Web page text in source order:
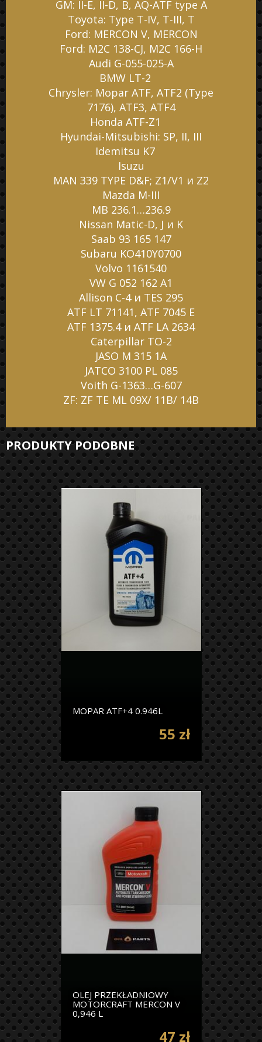
GM: II-E, II-D, B, AQ-ATF type A
Toyota: Type T-IV, T-III, T
Ford: MERCON V, MERCON
Ford: M2C 138-CJ, M2C 166-H
Audi G-055-025-A
BMW LT-2
Chrysler: Mopar ATF, ATF2 (Type
7176), ATF3, ATF4
Honda ATF-Z1
Hyundai-Mitsubishi: SP, II, III
Idemitsu K7
Isuzu
MAN 339 TYPE D&F; Z1/V1 и Z2
Mazda M-III
MB 236.1…236.9
Nissan Matic-D, J и K
Saab 93 165 147
Subaru KO410Y0700
Volvo 1161540
VW G 052 162 A1
Allison C-4 и TES 295
ATF LT 71141, ATF 7045 Е
ATF 1375.4 и ATF LA 2634
Caterpillar TO-2
JASO M 315 1A
JATCO 3100 PL 085
Voith G-1363…G-607
ZF: ZF TE ML 09X/ 11B/ 14B
PRODUKTY PODOBNE
MOPAR ATF+4 0.946L
55 zł
OLEJ PRZEKŁADNIOWY
MOTORCRAFT MERCON V
0,946 L
47 zł